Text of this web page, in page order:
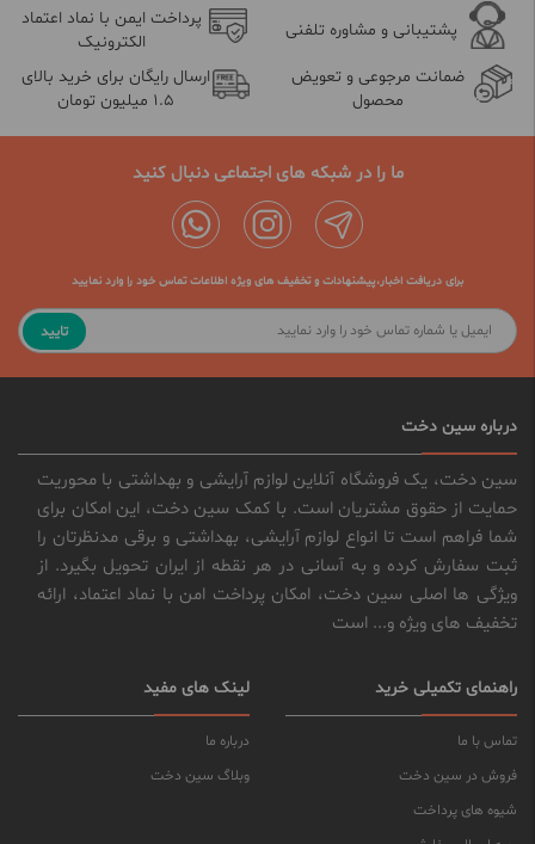
پشتیبانی و مشاوره تلفنی
پرداخت ایمن با نماد اعتماد
الکترونیک
ضمانت مرجوعی و تعویض
محصول
ارسال رایگان برای خرید بالای
1.5 میلیون تومان
ما را در شبکه های اجتماعی دنبال کنید
برای دریافت اخبار،پیشنهادات و تخفیف های ویژه اطلاعات تماس خود را وارد نمایید
تایید
درباره سین دخت
سین دخت، یک فروشگاه آنلاین لوازم آرایشی و بهداشتی با محوریت
حمایت از حقوق مشتریان است. با کمک سین دخت، این امکان برای
شما فراهم است تا انواع لوازم آرایشی، بهداشتی و برقی مدنظرتان را
ثبت سفارش کرده و به آسانی در هر نقطه از ایران تحویل بگیرد. از
ویژگی ها اصلی سین دخت، امکان پرداخت امن با نماد اعتماد، ارائه
تخفیف های ویژه و... است
راهنمای تکمیلی خرید
تماس با ما
فروش در سین دخت
شیوه های پرداخت
لینک های مفید
درباره ما
وبلاگ سین دخت